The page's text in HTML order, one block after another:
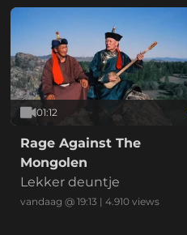
01:12
Rage Against The
Mongolen
Lekker deuntje
vandaag @ 19:13 | 4.910views